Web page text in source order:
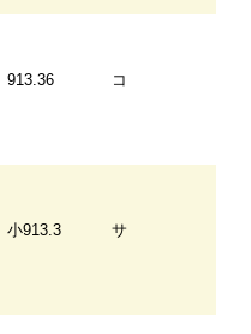
913.36 コ
小913.3 サ